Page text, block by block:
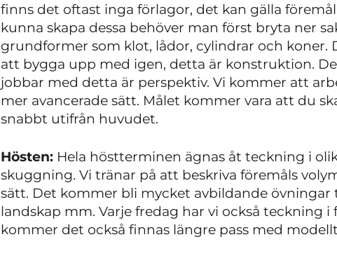
finns det oftast inga förlagor, det kan gälla
kunna skapa dessa behöver man först bryta ner
grundformer som klot, lådor, cylindrar och koner.
att bygga upp med igen, detta är konstruktion.
jobbar med detta är perspektiv. Vi kommer att
mer avancerade sätt. Målet kommer vara att du
snabbt utifrån huvudet.
Hösten: Hela höstterminen ägnas åt teckning i
skuggning. Vi tränar på att beskriva föremåls
sätt. Det kommer bli mycket avbildande
landskap mm. Varje fredag har vi också teckning
kommer det också finnas längre pass med